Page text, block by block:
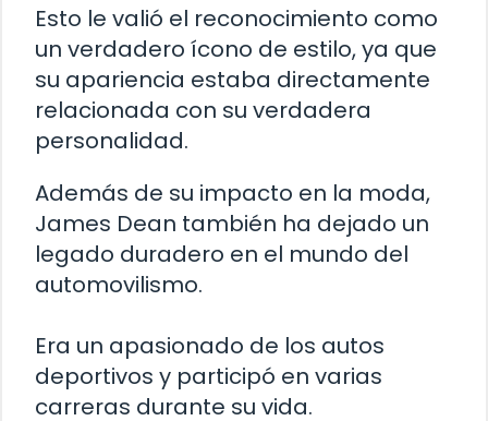
Esto le valió el reconocimiento como
un verdadero ícono de estilo, ya que
su apariencia estaba directamente
relacionada con su verdadera
personalidad.
Además de su impacto en la moda,
James Dean también ha dejado un
legado duradero en el mundo del
automovilismo.
Era un apasionado de los autos
deportivos y participó en varias
carreras durante su vida.